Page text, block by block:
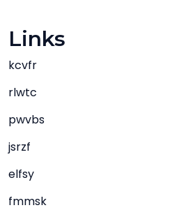
Links
kcvfr
rlwtc
pwvbs
jsrzf
elfsy
fmmsk